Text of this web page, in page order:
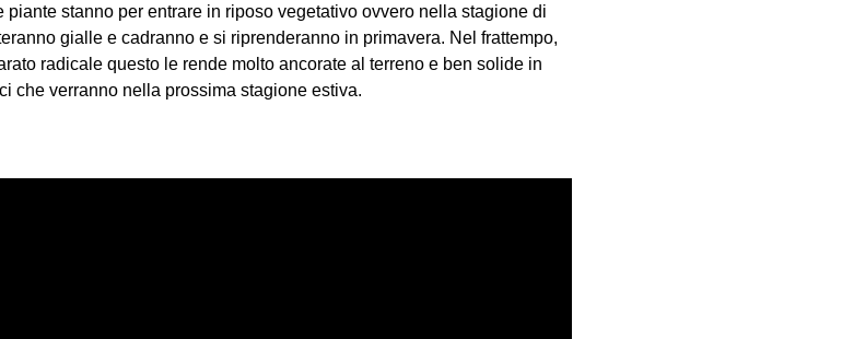
stanno per entrare in riposo vegetativo ovvero nella stagione di
gialle e cadranno e si riprenderanno in primavera. Nel frattempo,
radicale questo le rende molto ancorate al terreno e ben solide in
che verranno nella prossima stagione estiva.